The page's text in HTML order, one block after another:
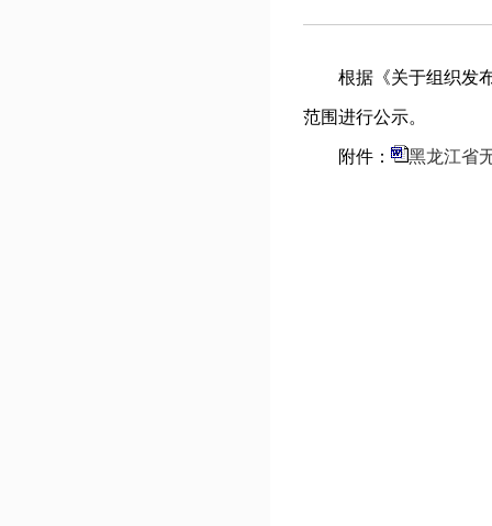
根据《关于组织发布
范围进行公示。
附件： 黑龙江省